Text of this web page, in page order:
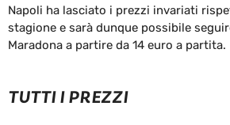
Napoli ha lasciato i prezzi invariati
stagione e sarà dunque possibile
Maradona a partire da 14 euro a partita.
TUTTI I PREZZI